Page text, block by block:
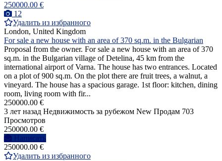
250000.00 €
12
Удалить из избранного
London, United Kingdom
For sale a new house with an area of 370 sq.m. in the Bulgarian
Proposal from the owner. For sale a new house with an area of 370
sq.m. in the Bulgarian village of Detelina, 45 km from the
international airport of Varna. The house has two entrances. Located
on a plot of 900 sq.m. On the plot there are fruit trees, a walnut, a
vineyard. The house has a spacious garage. 1st floor: kitchen, dining
room, living room with fir...
250000.00 €
3 лет назад Недвижимость за рубежом New Продам 703
Просмотров
250000.00 €
Написать
250000.00 €
Удалить из избранного